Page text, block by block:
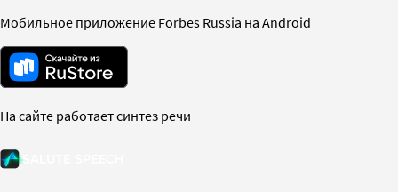
Мобильное приложение Forbes Russia на Android
На сайте работает синтез речи